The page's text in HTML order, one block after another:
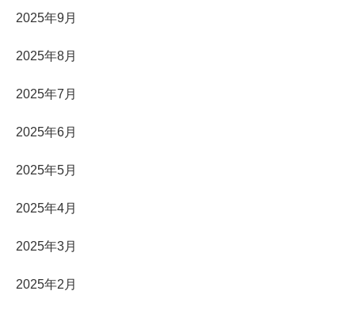
2025年9月
2025年8月
2025年7月
2025年6月
2025年5月
2025年4月
2025年3月
2025年2月